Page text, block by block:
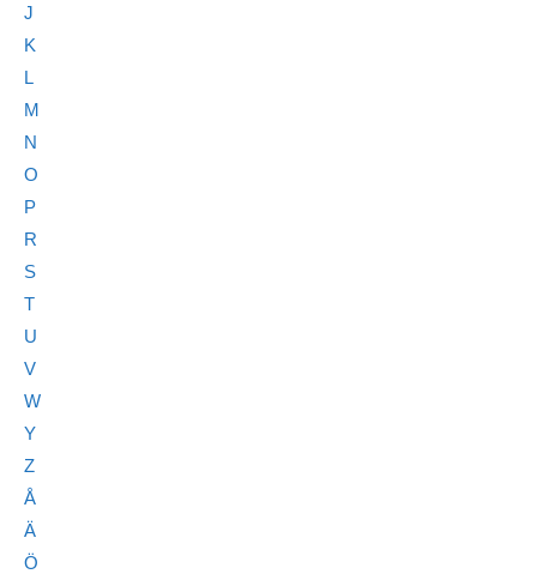
J
K
L
M
N
O
P
R
S
T
U
V
W
Y
Z
Å
Ä
Ö